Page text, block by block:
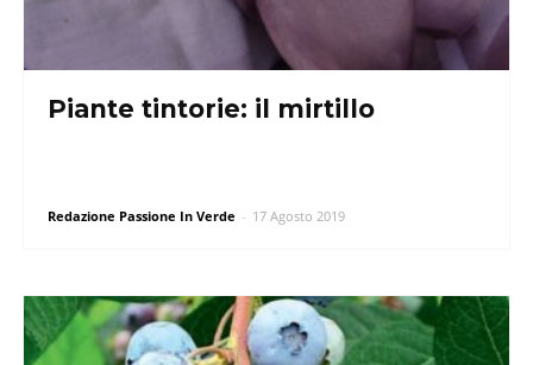
Piante tintorie: il mirtillo
Redazione Passione In Verde - 17 Agosto 2019